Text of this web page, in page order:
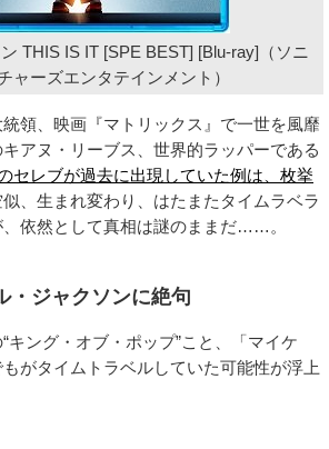
THIS IS IT [SPE BEST] [Blu-ray]（ソニ
ャーズエンタテインメント）
領、映画『マトリックス』で一世を風靡
アヌ・リーブス、世界的ラッパーである
セレブが過去に出現していた例は、枚挙
、生まれ変わり、はたまたタイムラベラ
依然として真相は謎のままだ……。
・ジャクソンに絶句
ング・オブ・ポップ”こと、「マイケ
がタイムトラベルしていた可能性が浮上